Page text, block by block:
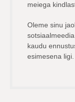
meiega
Oleme sinu
kaudu
esimesena ligi.